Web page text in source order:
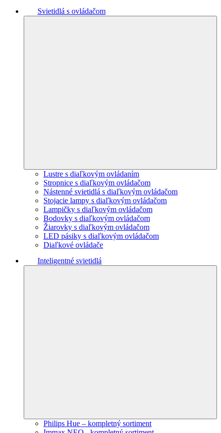
Svietidlá s ovládačom
Lustre s diaľkovým ovládaním
Stropnice s diaľkovým ovládačom
Nástenné svietidlá s diaľkovým ovládačom
Stojacie lampy s diaľkovým ovládačom
Lampičky s diaľkovým ovládačom
Bodovky s diaľkovým ovládačom
Žiarovky s diaľkovým ovládačom
LED pásiky s diaľkovým ovládačom
Diaľkové ovládače
Inteligentné svietidlá
Philips Hue – kompletný sortiment